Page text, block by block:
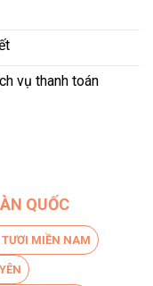
vụ thanh toán
QUỐC
MIỀN NAM